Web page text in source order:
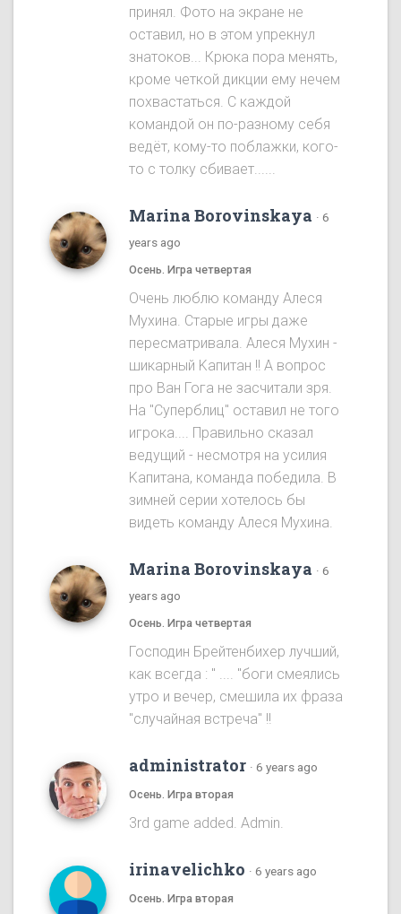
принял. Фото на экране не
оставил, но в этом упрекнул
знатоков... Крюка пора менять,
кроме четкой дикции ему нечем
похвастаться. С каждой
командой он по-разному себя
ведёт, кому-то поблажки, кого-
то с толку сбивает......
Marina Borovinskaya · 6
years ago
Осень. Игра четвертая
Oчень люблю команду Алеся
Мухина. Старые игры даже
пересматривала. Алеся Мухин -
шикарный Kапитан !! A вопрос
про Ван Гога не засчитали зря.
На "Cуперблиц" оставил не того
игрока.... Правильно сказал
ведущий - несмотря на усилия
Kапитана, команда победила. B
зимней серии хотелось бы
видеть команду Алеся Мухинa.
Marina Borovinskaya · 6
years ago
Осень. Игра четвертая
Господин Брейтенбихер лучший,
как всегда : " .... "боги смеялись
утро и вечер, смешила их фраза
"случайная встреча" !!
administrator · 6 years ago
Осень. Игра вторая
3rd game added. Admin.
irinavelichko · 6 years ago
Осень. Игра вторая